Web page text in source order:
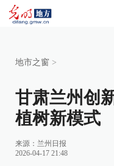
地市之窗 >
甘肃兰州创
植树新模式
来源： 兰州日报
2026-04-17 21:48